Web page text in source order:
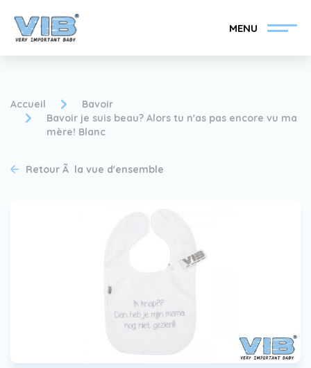
MENU
VIB®
Trouvez votre
revendeur VIB®
Devenir un revendeur
VIB®
Accueil
Bavoir
Bavoir je suis beau? Alors tu n'as pas encore vu ma
mère! Blanc
Retour Ã la vue d'ensemble